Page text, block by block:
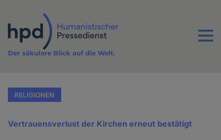
Inhalt
Menu
Der säkulare Blick auf die Welt.
RELIGIONEN
Vertrauensverlust der Kirchen erneut bestätigt